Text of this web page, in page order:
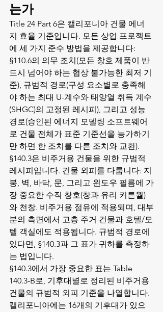
는가
Title 24 Part 6은 캘리포니아 건물 에너
지 효율 기준입니다. 모든 상업 프로젝트
에 세 가지 준수 방법을 제공합니다:
§110.6의 의무 조치(모든 창호 제품이 반
드시 넘어야 하는 협상 불가능한 최저 기
준), 규범적 경로(구성 요소별로 충족해
야 하는 최대 U-계수와 태양열 취득 계수
(SHGC)의 고정된 레시피), 그리고 성능
경로(승인된 에너지 모델링 소프트웨어
로 건물 전체가 표준 기준선을 능가하기
만 하면 한 조치를 다른 조치와 교환).
§140.3은 비주거용 건물을 위한 규범적
레시피입니다. 건물 외피를 다룹니다: 지
붕, 벽, 바닥, 문, 그리고 윈도우 필름에 가
장 중요한 수직 창호(창과 유리 커튼월)
와 천창. 비주거용 점유에 적용되며, 대부
분의 측면에서 고층 주거 건물과 호텔/모
텔 객실에도 적용됩니다. 규범적 경로에
있다면, §140.3과 그 표가 귀하를 측정하
는 법입니다.
§140.3에서 가장 중요한 표는 Table
140.3-B로, 기후대별로 정리된 비주거용
건물의 규범적 외피 기준을 나열합니다.
캘리포니아에는 16개의 기후대가 있으